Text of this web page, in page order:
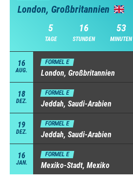
London, Großbritannien
5
TAGE
16
STUNDEN
53
MINUTEN
16
AUG.
FORMEL E
London, Großbritannien
18
DEZ.
FORMEL E
Jeddah, Saudi-Arabien
19
DEZ.
FORMEL E
Jeddah, Saudi-Arabien
16
JAN.
FORMEL E
Mexiko-Stadt, Mexiko